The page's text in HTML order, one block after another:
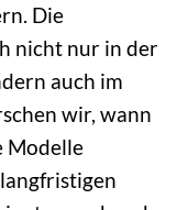
Die
nicht nur in der
auch im
wir, wann
Modelle